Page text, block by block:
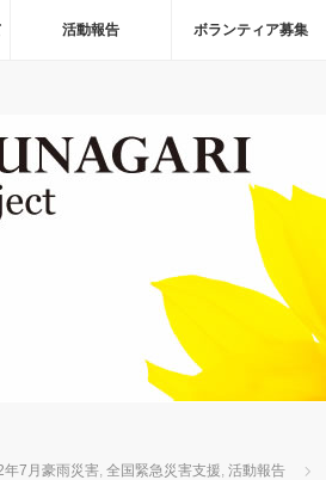
活動報告 ボランティア募集
年7月豪雨災害, 全国緊急災害支援, 活動報告